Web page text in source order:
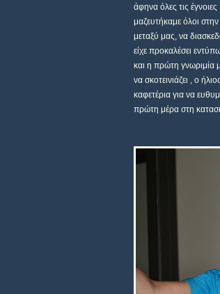
άφηνα όλες τις
μαζευτήκαμε όλοι
μεταξύ μας, να
είχε προκαλέσει
και η πρώτη γνωριμία
να σκοτεινιάζει , ο
καφετέρια για να
πρώτη μέρα στη